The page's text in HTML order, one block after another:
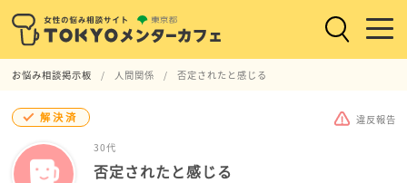
お悩み相談掲示板 人間関係 否定されたと感じる
解決済 違反報告
30代
否定されたと感じる